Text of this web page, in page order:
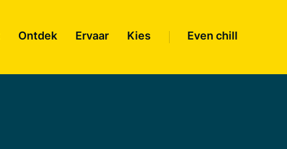
Ontdek Ervaar Kies Even chill